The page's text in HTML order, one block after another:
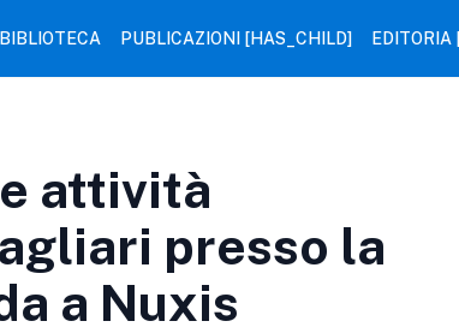
BIBLIOTECA PUBLICAZIONI [HAS_CHILD] EDITORIA
attività
presso la
a Nuxis